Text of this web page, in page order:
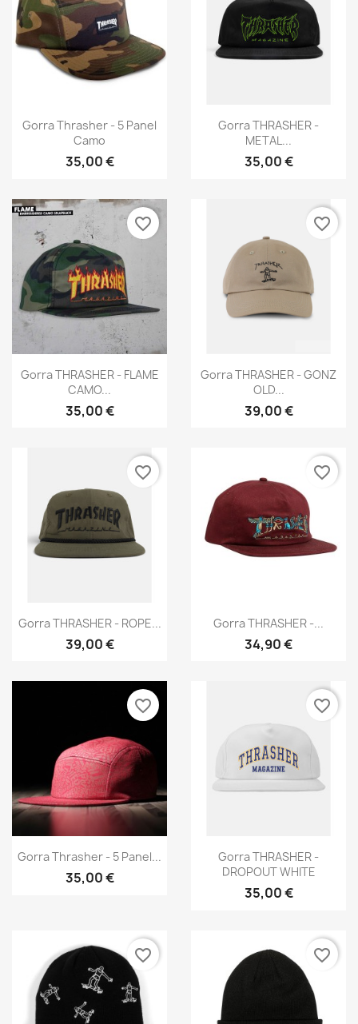
Vista rápida
Gorra Thrasher - 5 Panel
Camo
35,00 €
Vista rápida
Gorra THRASHER -
METAL...
35,00 €
Vista rápida
Gorra THRASHER - FLAME
CAMO...
35,00 €
favorite_border
Vista rápida
Gorra THRASHER - GONZ
OLD...
39,00 €
favorite_border
Vista rápida
Gorra THRASHER - ROPE...
39,00 €
favorite_border
Vista rápida
Gorra THRASHER -...
34,90 €
favorite_border
Vista rápida
Gorra Thrasher - 5 Panel...
35,00 €
favorite_border
Vista rápida
Gorra THRASHER -
DROPOUT WHITE
35,00 €
favorite_border
favorite_border favorite_border